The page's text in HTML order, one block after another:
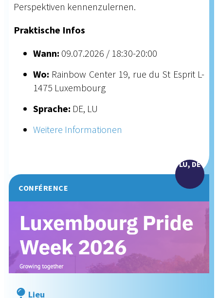
Perspektiven kennenzulernen.
Praktische Infos
Wann: 09.07.2026 / 18:30-20:00
Wo: Rainbow Center 19, rue du St Esprit L-
1475 Luxembourg
Sprache: DE, LU
Weitere Informationen
CONFÉRENCE
LU, DE
Lieu